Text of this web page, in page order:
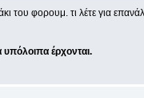
του φορουμ. τι λέτε για
υπόλοιπα έρχονται.